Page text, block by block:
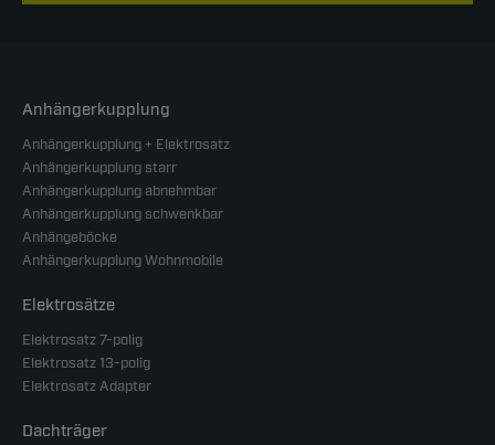
Anhängerkupplung
Anhängerkupplung + Elektrosatz
Anhängerkupplung starr
Anhängerkupplung abnehmbar
Anhängerkupplung schwenkbar
Anhängeböcke
Anhängerkupplung Wohnmobile
Elektrosätze
Elektrosatz 7-polig
Elektrosatz 13-polig
Elektrosatz Adapter
Dachträger